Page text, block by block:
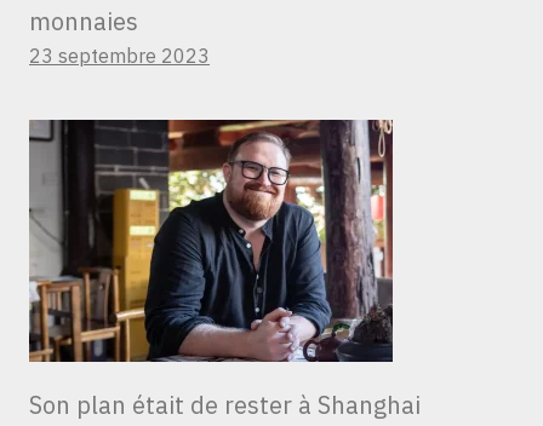
monnaies
23 septembre 2023
Son plan était de rester à Shanghai